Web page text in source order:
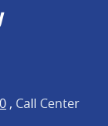
, Call Center